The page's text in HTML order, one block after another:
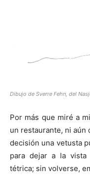
Dibujo de Sverre Fehn, del
Por más que miré a
un restaurante, ni aún
decisión una vetusta
para dejar a la vista
tétrica; sin volverse,